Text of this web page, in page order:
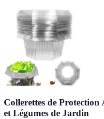
Collerettes de
et Légumes de Jardin